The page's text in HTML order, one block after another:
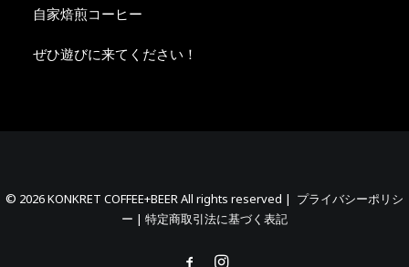
自家焙煎コーヒー
ぜひ遊びに来てください！
© 2026 KONKRET COFFEE+BEER All rights reserved | プライバシーポリシ
ー | 特定商取引法に基づく表記